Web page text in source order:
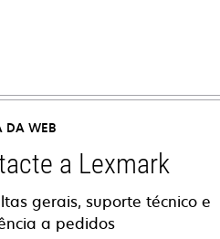
DA WEB
a Lexmark
gerais, suporte técnico e
a pedidos